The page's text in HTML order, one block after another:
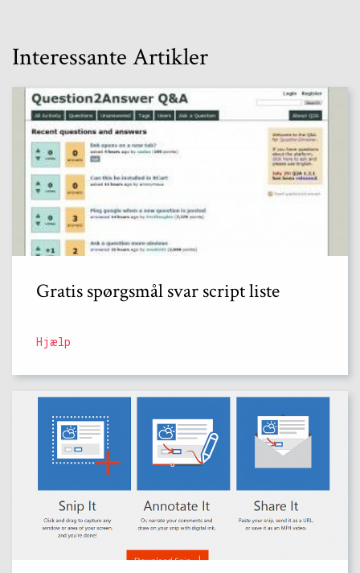
Interessante Artikler
Gratis spørgsmål svar script liste
Hjælp